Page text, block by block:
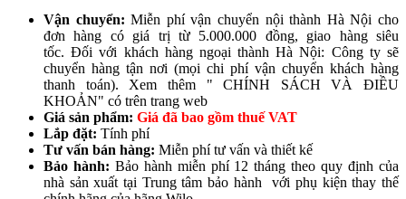
Vận chuyển: Miễn phí vận chuyển nội thành Hà Nội cho
đơn hàng có giá trị từ 5.000.000 đồng, giao hàng siêu
tốc. Đối với khách hàng ngoại thành Hà Nội: Công ty sẽ
chuyển hàng tận nơi (mọi chi phí vận chuyển khách hàng
thanh toán). Xem thêm " CHÍNH SÁCH VÀ ĐIỀU
KHOẢN" có trên trang web
Giá sản phẩm: Giá đã bao gồm thuế VAT
Lắp đặt: Tính phí
Tư vấn bán hàng: Miễn phí tư vấn và thiết kế
Bảo hành: Bảo hành miễn phí 12 tháng theo quy định của
nhà sản xuất tại Trung tâm bảo hành với phụ kiện thay thế